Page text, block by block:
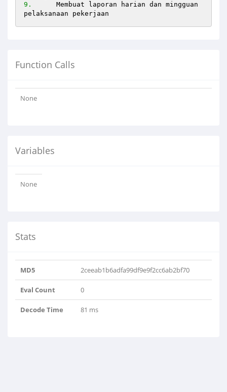
9.
pelaksanaan pekerjaan
Function Calls
None
Variables
None
Stats
MD5 2ceeab1b6adfa99df9e9f2cc6ab2bf70
Eval Count 0
Decode Time 81 ms